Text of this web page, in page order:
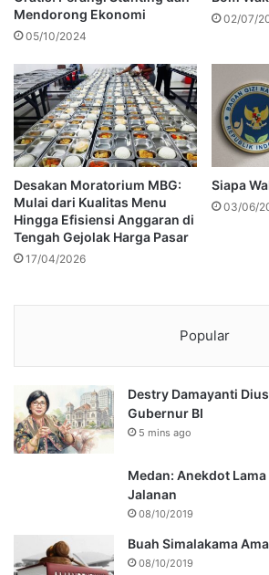
Mendorong Ekonomi
05/10/2024
02/07/
Desakan Moratorium MBG:
Mulai dari Kualitas Menu
Hingga Efisiensi Anggaran di
Tengah Gejolak Harga Pasar
17/04/2026
Siapa
03/06/
Popular
Destry Damayanti
Gubernur BI
5 mins ago
Medan: Anekdot
Jalanan
08/10/2019
Buah Simalakama
08/10/2019